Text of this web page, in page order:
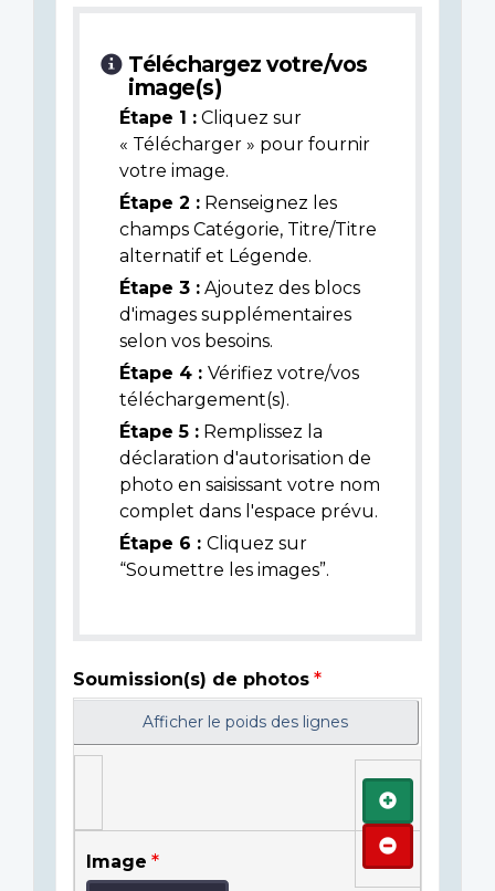
Téléchargez votre/vos
image(s)
Étape 1 : Cliquez sur
« Télécharger » pour fournir
votre image.
Étape 2 : Renseignez les
champs Catégorie, Titre/Titre
alternatif et Légende.
Étape 3 : Ajoutez des blocs
d'images supplémentaires
selon vos besoins.
Étape 4 : Vérifiez votre/vos
téléchargement(s).
Étape 5 : Remplissez la
déclaration d'autorisation de
photo en saisissant votre nom
complet dans l'espace prévu.
Étape 6 : Cliquez sur
“Soumettre les images”.
Soumission(s) de photos
Afficher le poids des lignes
Image
Ajouter
Retirer